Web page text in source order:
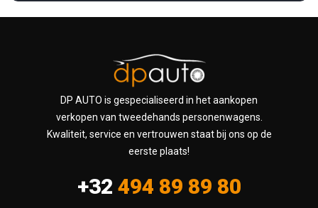
DP AUTO is gespecialiseerd in het aankopen
verkopen van tweedehands personenwagens.
Kwaliteit, service en vertrouwen staat bij ons op de
eerste plaats!
+32 494 89 89 80